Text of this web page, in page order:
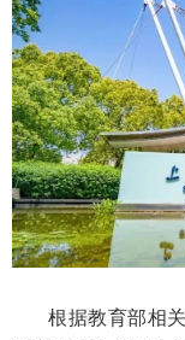
根据教育部相